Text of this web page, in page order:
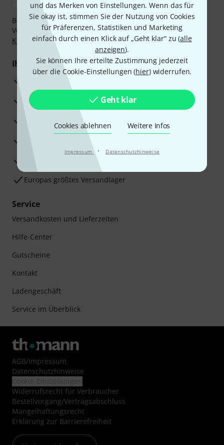
und das Merken von Einstellungen. Wenn das für
Sie okay ist, stimmen Sie der Nutzung von Cookies
für Präferenzen, Statistiken und Marketing
einfach durch einen Klick auf „Geht klar“ zu (alle
anzeigen).
Sie können Ihre erteilte Zustimmung jederzeit
über die Cookie-Einstellungen (hier) widerrufen.
Geht klar
Cookies ablehnen Weitere Infos
Impressum · Datenschutzhinweise
Bezahlen Sie vertraulich und sicher per Nachnahme,
Vorkasse, PayPal, Amazon Pay,Klarna Sofort bezahlen
Klarna Ratenzahlungoder Kreditkarte.
Ihre Vorteile
3 Jahre Thomann Garantie
30 Tage Money-Back-Garantie
Beratung durch Fachexperten
Zufriedenheitsgarantie
Europas größtes Versandlager
Service
Versandkosten und Lieferzeiten
Hilfe-Center
Gutscheine
Kontakt
Ladengeschäft
Service im Überblick
AGB/Impressum
Datenschutzhinweise
Widerrufsrecht für Verbraucher
Bestellvorgang/Vertragsabschluss
Mängelhaftungsrecht
Erklärung zur Barrierefreiheit